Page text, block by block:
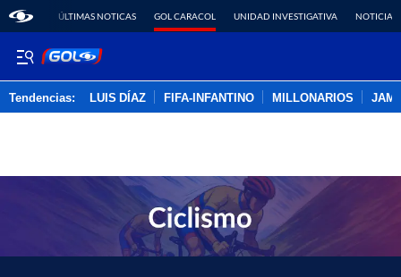
ÚLTIMAS NOTICAS GOL CARACOL UNIDAD INVESTIGATIVA NOTICIAS
Tendencias: LUIS DÍAZ FIFA-INFANTINO MILLONARIOS